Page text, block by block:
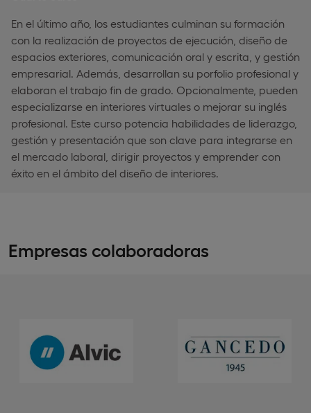
En el último año, los estudiantes culminan su formación
con la realización de proyectos de ejecución, diseño de
espacios exteriores, comunicación oral y escrita, y gestión
empresarial. Además, desarrollan su porfolio profesional y
elaboran el trabajo fin de grado. Opcionalmente, pueden
especializarse en interiores virtuales o mejorar su inglés
profesional. Este curso potencia habilidades de liderazgo,
gestión y presentación que son clave para integrarse en
el mercado laboral, dirigir proyectos y emprender con
éxito en el ámbito del diseño de interiores.
Empresas colaboradoras